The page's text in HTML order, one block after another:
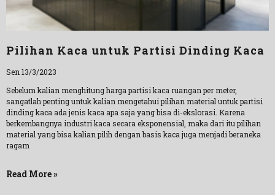
Pilihan Kaca untuk Partisi Dinding Kaca
Sen 13/3/2023
Sebelum kalian menghitung harga partisi kaca ruangan per meter,
sangatlah penting untuk kalian mengetahui pilihan material untuk partisi
dinding kaca ada jenis kaca apa saja yang bisa di-ekslorasi. Karena
berkembangnya industri kaca secara eksponensial, maka dari itu pilihan
material yang bisa kalian pilih dengan basis kaca juga menjadi beraneka
ragam
Read More »